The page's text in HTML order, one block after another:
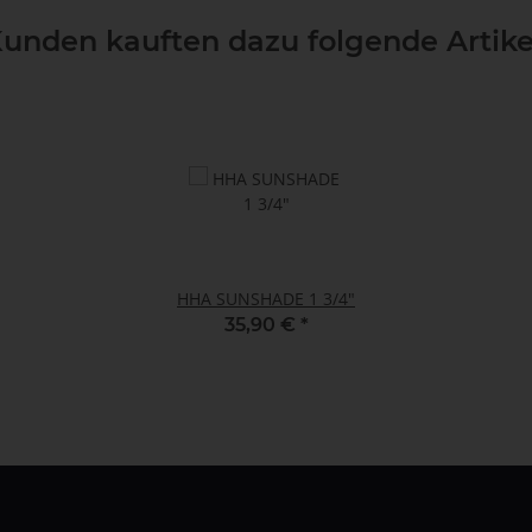
kauften dazu folgende
HHA SUNSHADE 1 3/4"
35,90 € *